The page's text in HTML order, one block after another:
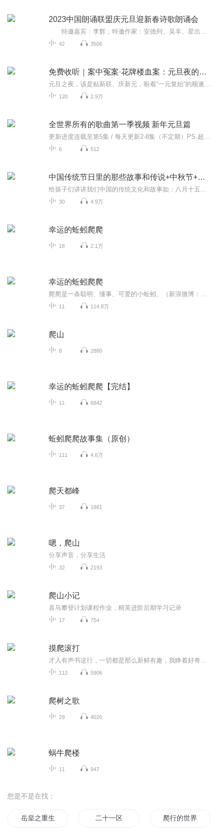
2023中国朗诵联盟庆元旦迎新春诗歌朗诵会
42 3506
免费收听｜案中冤案·花牌楼血案：元旦夜的沉冤与昭雪
120 2.9万
全世界所有的歌曲第一季视频 新年元旦篇
6 512
中国传统节日里的那些故事和传说+中秋节+元旦春节等
30 4.9万
幸运的蚯蚓爬爬
18 2.1万
幸运的蚯蚓爬爬
11 114.8万
爬山
8 2880
幸运的蚯蚓爬爬【完结】
11 6842
蚯蚓爬爬故事集（原创）
111 4.6万
爬天都峰
37 1881
嗯，爬山
分享声音，分享生活
32 2193
爬山小记
喜马攀登计划课程作业，精英进阶后期学习记录
17 754
摸爬滚打
112 5906
爬树之歌
29 4020
蜗牛爬楼
11 947
您是不是在找：
岳皇之重生岳王 二十一区 爬行的世界